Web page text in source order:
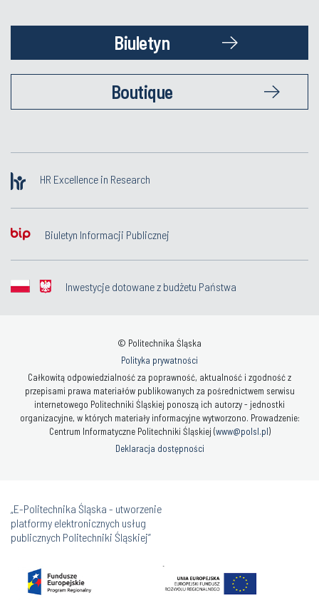
Biuletyn
Boutique
HR Excellence in Research
Biuletyn Informacji Publicznej
Inwestycje dotowane z budżetu Państwa
© Politechnika Śląska
Polityka prywatności
Całkowitą odpowiedzialność za poprawność, aktualność i zgodność z
przepisami prawa materiałów publikowanych za pośrednictwem serwisu
internetowego Politechniki Śląskiej ponoszą ich autorzy - jednostki
organizacyjne, w których materiały informacyjne wytworzono. Prowadzenie:
Centrum Informatyczne Politechniki Śląskiej (www@polsl.pl)
Deklaracja dostępności
„E-Politechnika Śląska - utworzenie
platformy elektronicznych usług
publicznych Politechniki Śląskiej”